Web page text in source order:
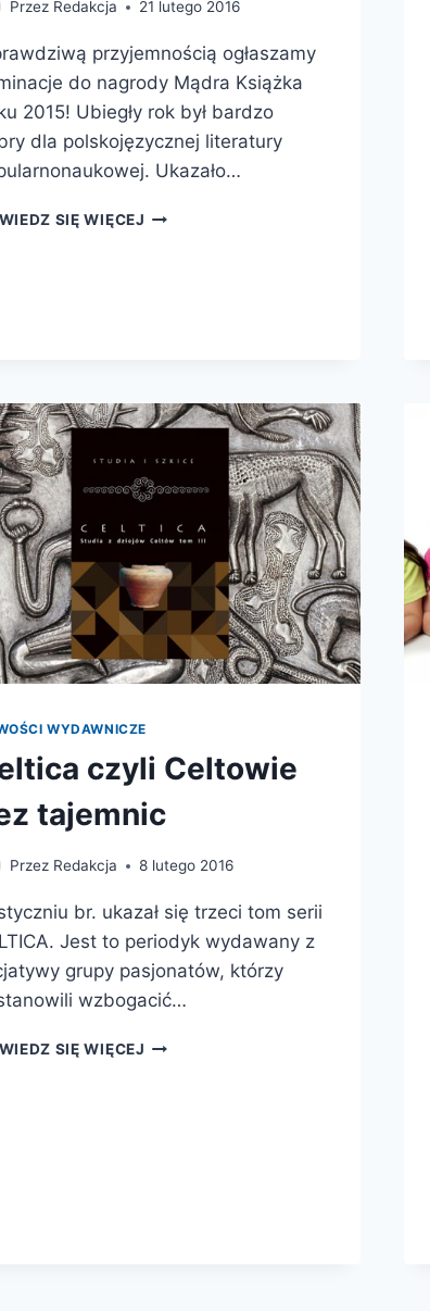
Przez Redakcja 21 lutego 2016
przyjemnością ogłaszamy
do nagrody Mądra Książka
2015! Ubiegły rok był bardzo
dla polskojęzycznej literatury
Ukazało…
SIĘ WIĘCEJ NOMINACJE
WYDAWNICZE
czyli Celtowie
tajemnic
Przez Redakcja 8 lutego 2016
br. ukazał się trzeci tom serii
Jest to periodyk wydawany z
grupy pasjonatów, którzy
wzbogacić…
SIĘ WIĘCEJ CELTICA